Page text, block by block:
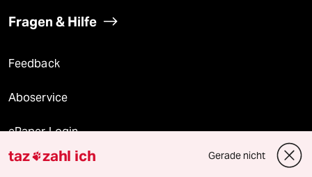
Fragen & Hilfe
Feedback
Aboservice
ePaper Login
Downloads für Abonnierende
taz zahl ich Gerade nicht